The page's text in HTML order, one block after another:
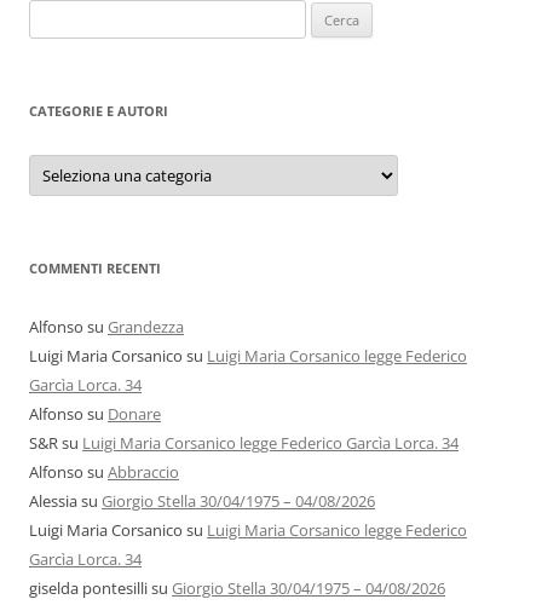
per:
CATEGORIE E AUTORI
Categorie
autori
COMMENTI RECENTI
Alfonso su Grandezza
Luigi Maria Corsanico su Luigi Maria Corsanico legge Federico
Garcìa Lorca. 34
Alfonso su Donare
S&Rsu Luigi Maria Corsanico legge Federico Garcìa Lorca. 34
Alfonso su Abbraccio
Alessiasu Giorgio Stella 30/04/1975 – 04/08/2026
Luigi Maria Corsanico su Luigi Maria Corsanico legge Federico
Garcìa Lorca. 34
giselda pontesillisu Giorgio Stella 30/04/1975 – 04/08/2026